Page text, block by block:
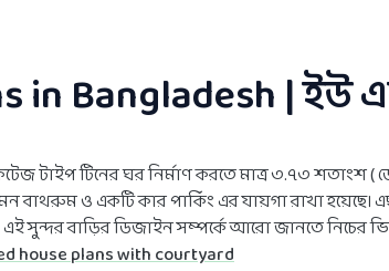
in Bangladesh |
টাইপ টিনের ঘর নির্মাণ করতে মাত্র ৩.৭৩
বাথরুম ও একটি কার পার্কিং এর যায়গা রাখা হয়েছে।
এই সুন্দর বাড়ির ডিজাইন সম্পর্কে আরো জানতে নিচের
house plans with courtyard